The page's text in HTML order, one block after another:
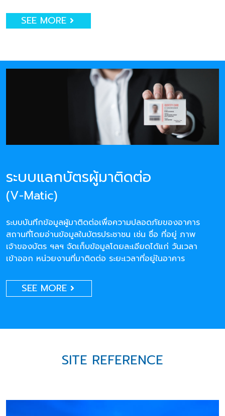
SEE MORE
ระบบแลกบัตรผู้มาติดต่อ
(V-Matic)
ระบบบันทึกข้อมูลผู้มาติดต่อเพื่อความปลอดภัยของอาคาร
สถานที่โดยอ่านข้อมูลในบัตรประชาชน เช่น ชื่อ ที่อยู่ ภาพ
เจ้าของบัตร ฯลฯ จัดเก็บข้อมูลโดยละเอียดได้แก่ วันเวลา
เข้าออก หน่วยงานที่มาติดต่อ ระยะเวลาที่อยู่ในอาคาร
SEE MORE
SITE REFERENCE